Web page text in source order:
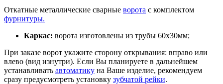
VK
Откатные металлические сварные ворота с комплектом
фурнитуры.
Каркас: ворота изготовлены из трубы 60х30мм;
При заказе ворот укажите сторону открывания: вправо или
влево (вид изнутри). Если Вы планируете в дальнейшем
устанавливать автоматику на Ваше изделие, рекомендуем
сразу предусмотреть установку зубчатой рейки.